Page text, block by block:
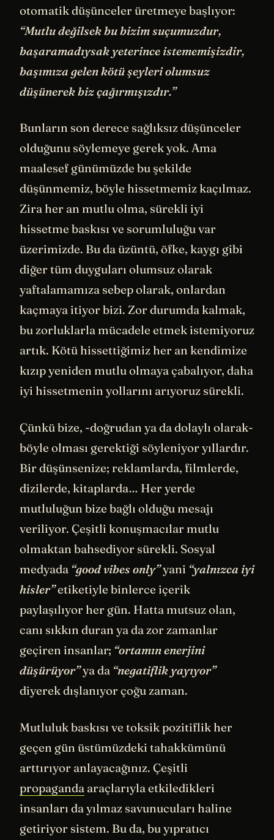
otomatik düşünceler üretmeye başlıyor:
“Mutlu değilsek bu bizim suçumuzdur,
başaramadıysak yeterince istememişizdir,
başımıza gelen kötü şeyleri olumsuz
düşünerek biz çağırmışızdır.”
Bunların son derece sağlıksız düşünceler
olduğunu söylemeye gerek yok. Ama
maalesef günümüzde bu şekilde
düşünmemiz, böyle hissetmemiz kaçılmaz.
Zira her an mutlu olma, sürekli iyi
hissetme baskısı ve sorumluluğu var
üzerimizde. Bu da üzüntü, öfke, kaygı gibi
diğer tüm duyguları olumsuz olarak
yaftalamamıza sebep olarak, onlardan
kaçmaya itiyor bizi. Zor durumda kalmak,
bu zorluklarla mücadele etmek istemiyoruz
artık. Kötü hissettiğimiz her an kendimize
kızıp yeniden mutlu olmaya çabalıyor, daha
iyi hissetmenin yollarını arıyoruz sürekli.
Çünkü bize, -doğrudan ya da dolaylı olarak-
böyle olması gerektiği söyleniyor yıllardır.
Bir düşünsenize; reklamlarda, filmlerde,
dizilerde, kitaplarda… Her yerde
mutluluğun bize bağlı olduğu mesajı
veriliyor. Çeşitli konuşmacılar mutlu
olmaktan bahsediyor sürekli. Sosyal
medyada “good vibes only”yani “yalnızca iyi
hisler”etiketiyle binlerce içerik
paylaşılıyor her gün. Hatta mutsuz olan,
canı sıkkın duran ya da zor zamanlar
geçiren insanlar; “ortamın enerjini
düşürüyor”ya da “negatiflik yayıyor”
diyerek dışlanıyor çoğu zaman.
Mutluluk baskısı ve toksik pozitiflik her
geçen gün üstümüzdeki tahakkümünü
arttırıyor anlayacağınız. Çeşitli
propaganda araçlarıyla etkiledikleri
insanları da yılmaz savunucuları haline
getiriyor sistem. Bu da, bu yıpratıcı